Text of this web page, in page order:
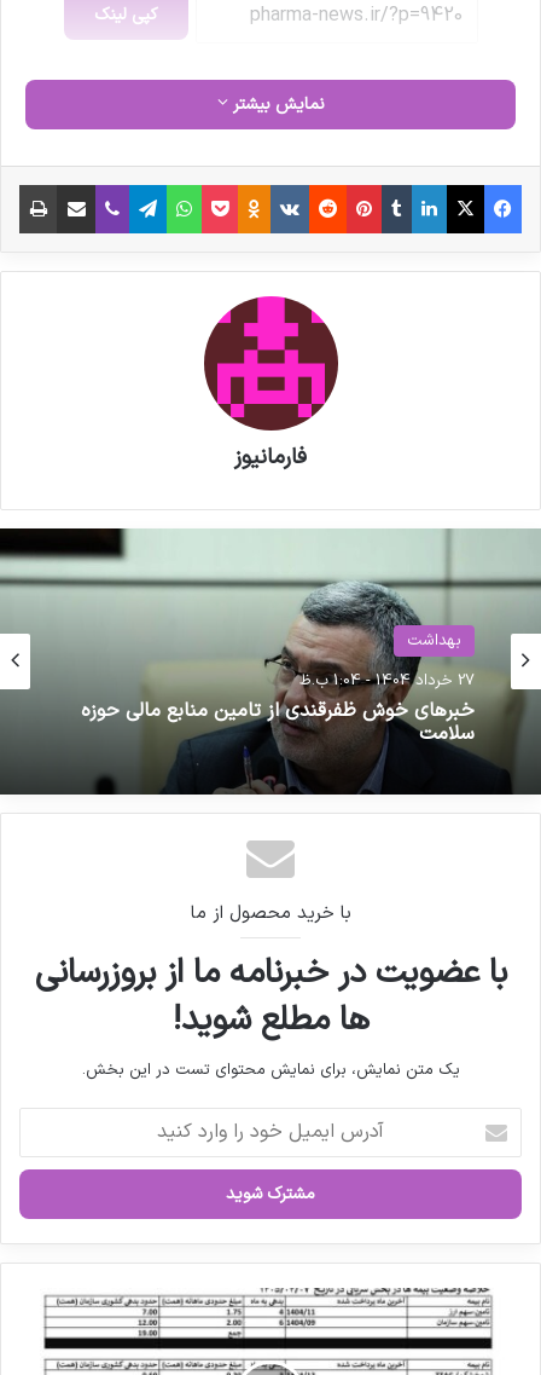
کپی لینک
نمایش بیشتر
فیس بوک X لینکدین ‫تامبلر ‫پین‌ترست ‫رددیت ‫VKontakte
‫Odnoklassniki پاکت واتس آپ تلگرام وایبر اشتراک گذاری از طریق ایمیل
فارمانیوز
بهداشت
27 خرداد 1404 - 1:04 ب.ظ
خبرهای خوش ظفرقندی از تامین منابع مالی حوزه
بهداشت
9 خرداد 1404 - 3:55 ب.ظ
درخواست مرندی از پزشکیان برای اجرای کامل طرح
ژنریک
با خرید محصول از ما
با عضویت در خبرنامه ما از بروزرسانی
ها مطلع شوید!
یک متن نمایش، برای نمایش محتوای تست در این بخش.
ر
ا
ی
م